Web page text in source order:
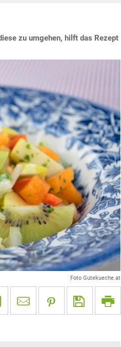
zu umgehen, hilft das Rezept
Foto Gutekueche.at